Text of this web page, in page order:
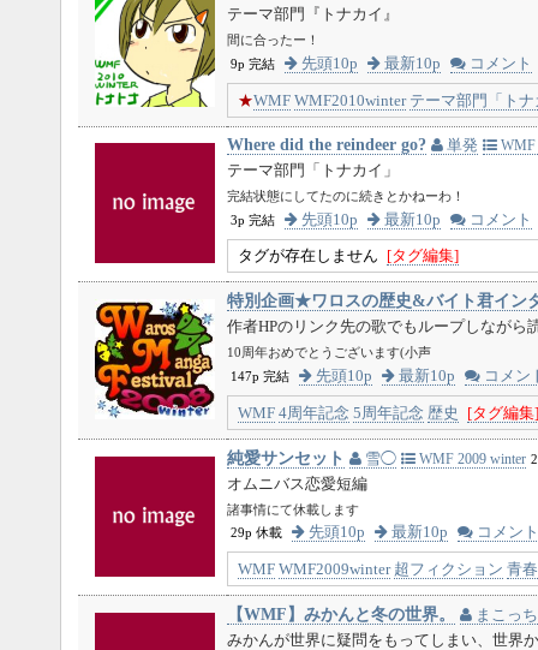
テーマ部門『トナカイ』
間に合ったー！
9p 完結
先頭10p 最新10p コメント
★WMF WMF2010winter テーマ部門「ト
Where did the reindeer go? 単発
WMF
テーマ部門「トナカイ」
完結状態にしてたのに続きとかねーわ！
3p 完結
先頭10p 最新10p コメント
タグが存在しません [タグ編集]
特別企画★ワロスの歴史&バイト君イン
作者HPのリンク先の歌でもループしながら
10周年おめでとうございます(小声
147p 完結
先頭10p 最新10p コメン
WMF 4周年記念 5周年記念 歴史 [タグ編集]
純愛サンセット 雪◯ WMF 2009 winter
オムニバス恋愛短編
諸事情にて休載します
29p 休載
先頭10p 最新10p コメント
WMF WMF2009winter 超フィクション 青春
【WMF】みかんと冬の世界。
まこっち
みかんが世界に疑問をもってしまい、世界